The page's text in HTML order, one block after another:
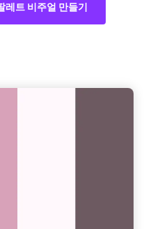
레트 비주얼 만들기